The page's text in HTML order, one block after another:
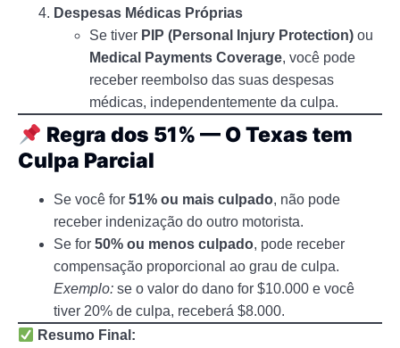
Despesas Médicas Próprias
Se tiver PIP (Personal Injury Protection) ou
Medical Payments Coverage, você pode
receber reembolso das suas despesas
médicas, independentemente da culpa.
Regra dos 51% — O Texas tem
Culpa Parcial
Se você for 51% ou mais culpado, não pode
receber indenização do outro motorista.
Se for 50% ou menos culpado, pode receber
compensação proporcional ao grau de culpa.
Exemplo: se o valor do dano for $10.000 e você
tiver 20% de culpa, receberá $8.000.
Resumo Final: